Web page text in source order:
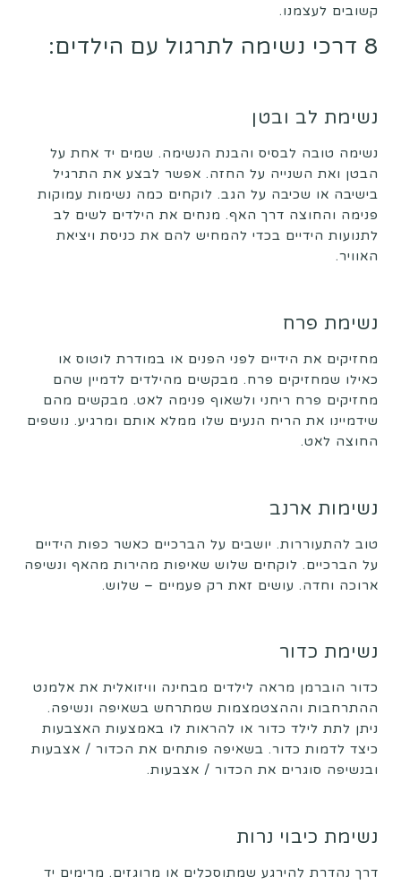
קשובים לעצמנו.
8 דרכי נשימה לתרגול עם הילדים:
נשימת לב ובטן
נשימה טובה לבסיס והבנת הנשימה. שמים יד אחת על
הבטן ואת השנייה על החזה. אפשר לבצע את התרגיל
בישיבה או שכיבה על הגב. לוקחים כמה נשימות עמוקות
פנימה והחוצה דרך האף. מנחים את הילדים לשים לב
לתנועות הידיים בכדי להמחיש להם את כניסת ויציאת
האוויר.
נשימת פרח
מחזיקים את הידיים לפני הפנים או במודרת לוטוס או
כאילו שמחזיקים פרח. מבקשים מהילדים לדמיין שהם
מחזיקים פרח ריחני ולשאוף פנימה לאט. מבקשים מהם
שידמיינו את הריח הנעים שלו ממלא אותם ומרגיע. נושפים
החוצה לאט.
נשימות ארנב
טוב להתעוררות. יושבים על הברכיים כאשר כפות הידיים
על הברכיים. לוקחים שלוש שאיפות מהירות מהאף ונשיפה
ארוכה וחדה. עושים זאת רק פעמיים – שלוש.
נשימת כדור
כדור הוברמן מראה לילדים מבחינה וויזואלית את אלמנט
ההתרחבות וההצטמצמות שמתרחש בשאיפה ונשיפה.
ניתן לתת לילד כדור או להראות לו באמצעות האצבעות
כיצד לדמות כדור. בשאיפה פותחים את הכדור / אצבעות
ובנשיפה סוגרים את הכדור / אצבעות.
נשימת כיבוי נרות
דרך נהדרת להירגע שמתוסכלים או מרוגזים. מרימים יד